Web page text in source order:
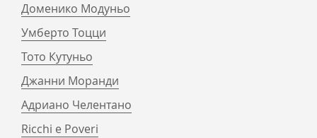
Доменико Модуньо
Умберто Тоцци
Тото Кутуньо
Джанни Моранди
Адриано Челентано
Ricchi e Poveri